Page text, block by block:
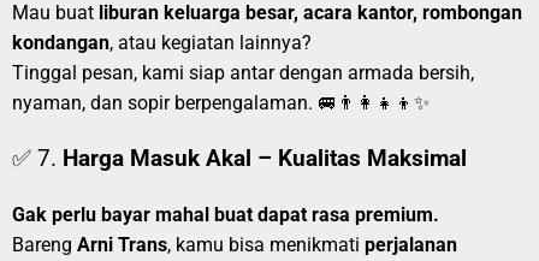
Mau buat liburan keluarga besar, acara kantor, rombongan
kondangan, atau kegiatan lainnya?
Tinggal pesan, kami siap antar dengan armada bersih,
nyaman, dan sopir berpengalaman. 🚐👨‍👩‍👧‍👦✨
✅ 7. Harga Masuk Akal – Kualitas Maksimal
Gak perlu bayar mahal buat dapat rasa premium.
Bareng Arni Trans, kamu bisa menikmati perjalanan